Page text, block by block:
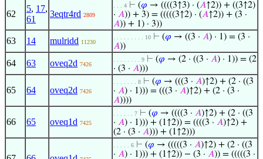
62
5, 17,
61
3eqtr4rd 2809
. . . 4 ⊢ (𝜑 → ((((3↑3) · (𝐴↑2)) + ((3↑2)
· 𝐴)) + 3) = (((((3↑2) · (𝐴↑2)) + (3 ·
𝐴)) + 1) · 3))
63 14 mulridd 11230
. . . . . . . . . 10 ⊢ (𝜑 → ((3 · 𝐴) · 1) = (3 ·
𝐴))
64 63 oveq2d 7426
. . . . . . . . 9 ⊢ (𝜑 → (2 · ((3 · 𝐴) · 1)) = (2
· (3 · 𝐴)))
65 64 oveq2d 7426
. . . . . . . 8 ⊢ (𝜑 → (((3 · 𝐴)↑2) + (2 · ((3
· 𝐴) · 1))) = (((3 · 𝐴)↑2) + (2 · (3 ·
𝐴))))
66 65 oveq1d 7425
. . . . . . 7 ⊢ (𝜑 → ((((3 · 𝐴)↑2) + (2 · ((3
· 𝐴) · 1))) + (1↑2)) = ((((3 · 𝐴)↑2) +
(2 · (3 · 𝐴))) + (1↑2)))
. . . . . 6 ⊢ (𝜑 → (((((3 · 𝐴)↑2) + (2 · ((3
· 𝐴) · 1))) + (1↑2)) − (3 · 𝐴)) = (((((3 ·